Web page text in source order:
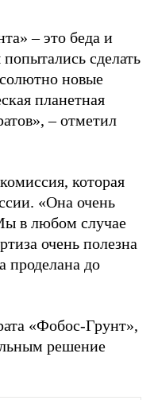
– это беда и
сделать
новые
планетная
– отметил
которая
«Она очень
в любом случае
очень полезна
проделана до
«Фобос-Грунт»,
решение